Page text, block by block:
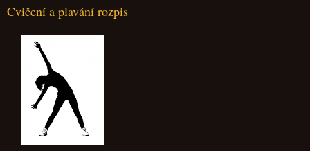
Cvičení a plavání rozpis